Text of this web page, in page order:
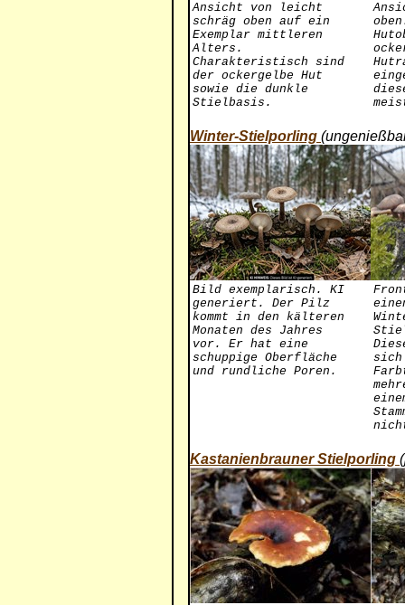
Ansicht von leicht
schräg oben auf ein
Exemplar mittleren
Alters.
Charakteristisch sind
der ockergelbe Hut
sowie die dunkle
Stielbasis.
Winter-Stielporling
Bild exemplarisch. KI
generiert. Der Pilz
kommt in den kälteren
Monaten des Jahres
vor. Er hat eine
schuppige Oberfläche
und rundliche Poren.
Kastanienbrauner Stielporling